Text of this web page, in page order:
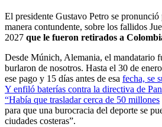
El presidente Gustavo Petro se
manera contundente, sobre los fallidos
2027 que le fueron retirados a
Desde Múnich, Alemania, el mandatario
burlaron de nosotros. Hasta el 30 de
ese pago y 15 días antes de esa fecha, se
Y enfiló baterías contra la directiva de
“Había que trasladar cerca de 50 millones
para que una burocracia del deporte se
ciudades costeras”.